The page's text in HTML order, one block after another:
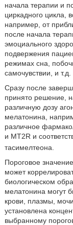
начала терапии и
циркадного цикла,
например, от
после начала
эмоциального
подвержения
режимах сна,
самочувствии, и т.д.
Сразу после
принято решение,
различную дозу
мелатонина,
различное
и MT2R и
тасимелтеона.
Пороговое
может
биологическом
мелатонина могут
крови, плазмы,
установлена
выбранному